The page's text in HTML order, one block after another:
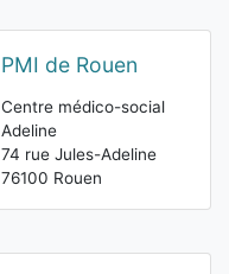
PMI de Rouen
Centre médico-social
Adeline
74 rue Jules-Adeline
76100 Rouen